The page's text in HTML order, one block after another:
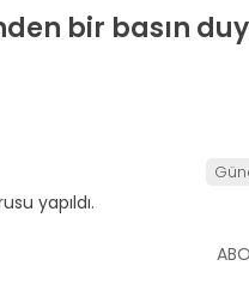
bir basın